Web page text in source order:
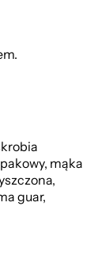
mąka
guar,